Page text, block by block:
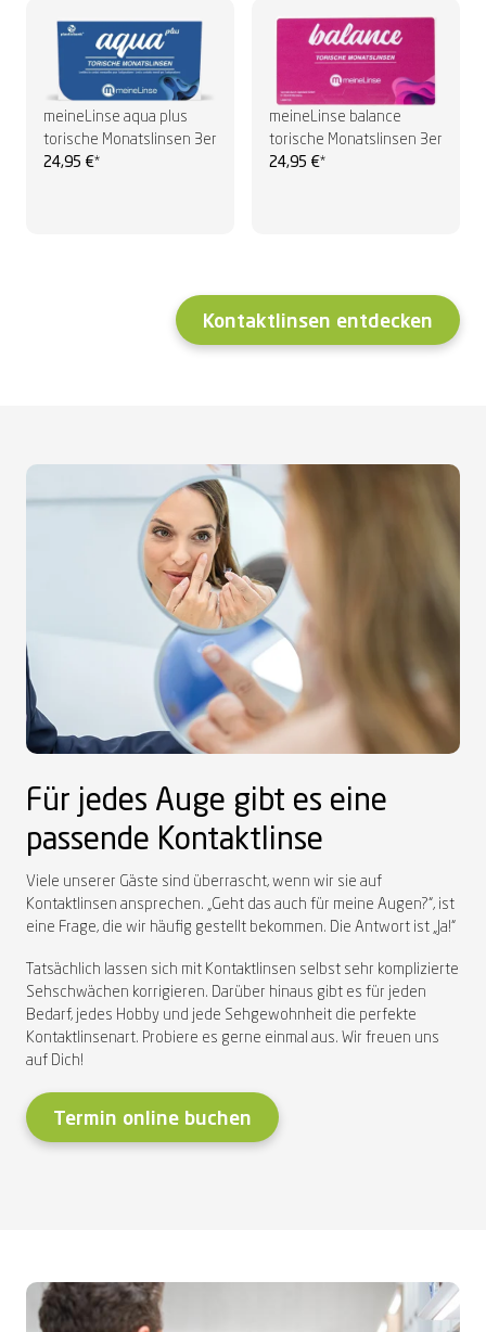
meineLinse aqua plus
torische Monatslinsen 3er
24,95 €*
meineLinse balance
torische Monatslinsen 3er
24,95 €*
Kontaktlinsen entdecken
Für jedes Auge gibt es eine
passende Kontaktlinse
Viele unserer Gäste sind überrascht, wenn wir sie auf
Kontaktlinsen ansprechen. „Geht das auch für meine Augen?“, ist
eine Frage, die wir häufig gestellt bekommen. Die Antwort ist „Ja!“
Tatsächlich lassen sich mit Kontaktlinsen selbst sehr komplizierte
Sehschwächen korrigieren. Darüber hinaus gibt es für jeden
Bedarf, jedes Hobby und jede Sehgewohnheit die perfekte
Kontaktlinsenart. Probiere es gerne einmal aus. Wir freuen uns
auf Dich!
Termin online buchen